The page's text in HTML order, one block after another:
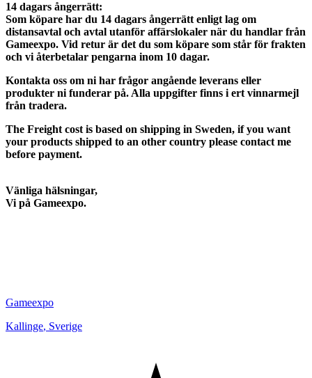
14 dagars ångerrätt:
Som köpare har du 14 dagars ångerrätt enligt lag om
distansavtal och avtal utanför affärslokaler när du handlar från
Gameexpo. Vid retur är det du som köpare som står för frakten
och vi återbetalar pengarna inom 10 dagar.
Kontakta oss om ni har frågor angående leverans eller
produkter ni funderar på. Alla uppgifter finns i ert vinnarmejl
från tradera.
The Freight cost is based on shipping in Sweden, if you want
your products shipped to an other country please contact me
before payment.
Vänliga hälsningar,
Vi på Gameexpo.
Gameexpo
Kallinge, Sverige